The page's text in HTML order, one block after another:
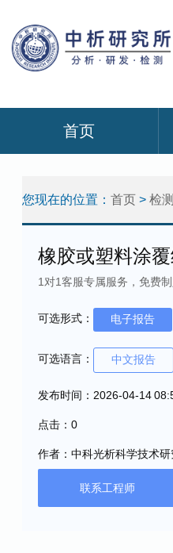
首页
您现在的位置： 首页 > 检
橡胶或塑料涂
1对1客服专属服务，免费
可选形式： 电子报告
可选语言： 中文报告
发布时间：2026-04-14
点击：0
作者：中科光析科学技术
联系工程师